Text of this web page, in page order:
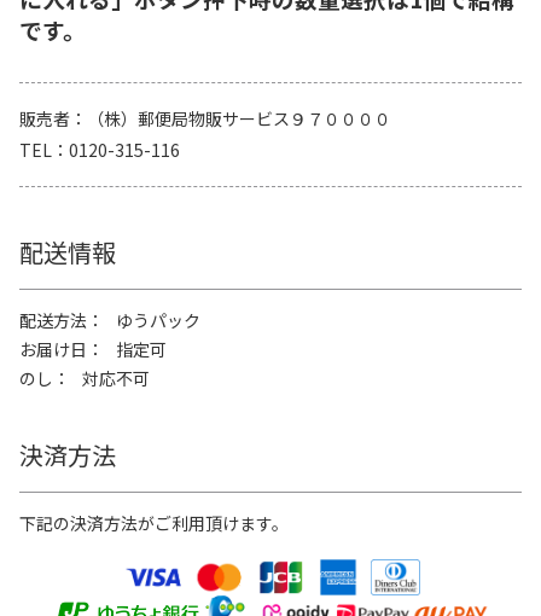
です。
販売者
（株）郵便局物販サービス９７００００
TEL
0120-315-116
配送情報
配送方法
ゆうパック
お届け日
指定可
のし
対応不可
決済方法
下記の決済方法がご利用頂けます。